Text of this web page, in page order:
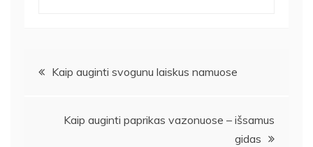
Navigacija
Kaip auginti svogunu laiskus namuose
Kaip auginti paprikas vazonuose – išsamus
gidas